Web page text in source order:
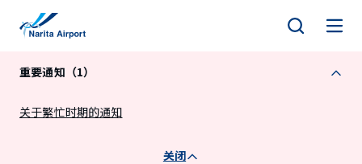
重要通知（1）
关于繁忙时期的通知
关闭